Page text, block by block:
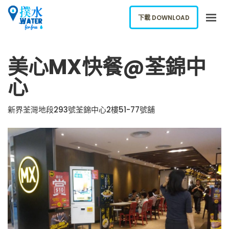
關於我們
下載應用
報告新飲水機
ENGLISH
下載 DOWNLOAD
美心MX快餐@荃錦中
心
新界荃灣地段293號荃錦中心2樓51-77號舖
下載 DOWNLOAD